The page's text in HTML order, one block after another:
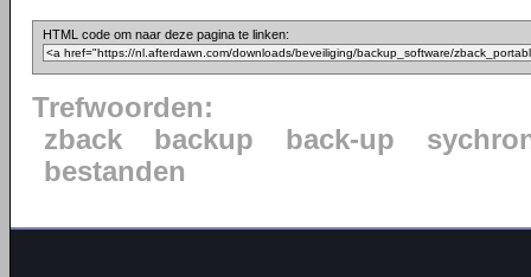
HTML code om naar deze pagina te linken:
Trefwoorden:
zback
backup back-up
bestanden